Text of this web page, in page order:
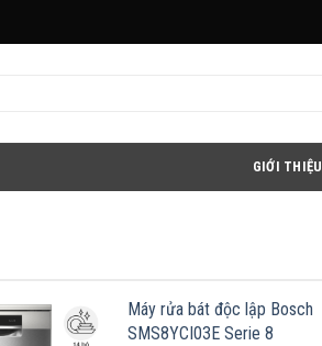
GIỚI THIỆU
Máy rửa bát độc lập Bosch
SMS8YCI03E Serie 8